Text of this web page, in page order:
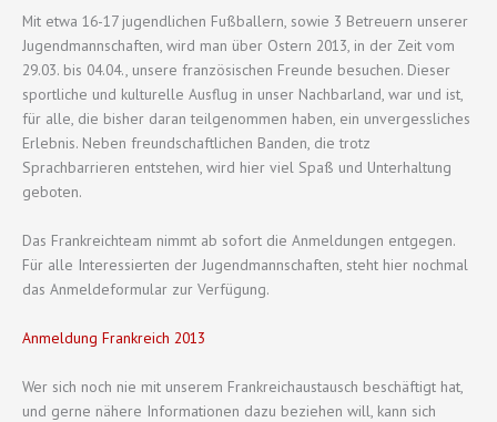
Mit etwa 16-17 jugendlichen Fußballern, sowie 3 Betreuern unserer
Jugendmannschaften, wird man über Ostern 2013, in der Zeit vom
29.03. bis 04.04., unsere französischen Freunde besuchen. Dieser
sportliche und kulturelle Ausflug in unser Nachbarland, war und ist,
für alle, die bisher daran teilgenommen haben, ein unvergessliches
Erlebnis. Neben freundschaftlichen Banden, die trotz
Sprachbarrieren entstehen, wird hier viel Spaß und Unterhaltung
geboten.
Das Frankreichteam nimmt ab sofort die Anmeldungen entgegen.
Für alle Interessierten der Jugendmannschaften, steht hier nochmal
das Anmeldeformular zur Verfügung.
Anmeldung Frankreich 2013
Wer sich noch nie mit unserem Frankreichaustausch beschäftigt hat,
und gerne nähere Informationen dazu beziehen will, kann sich